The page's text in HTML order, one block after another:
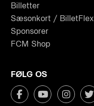
Billetter
Sæsonkort / BilletFlex
Sponsorer
FCM Shop
FØLG OS